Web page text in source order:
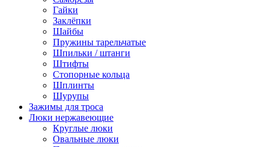
Гайки
Заклёпки
Шайбы
Пружины тарельчатые
Шпильки / штанги
Штифты
Стопорные кольца
Шплинты
Шурупы
Зажимы для троса
Люки нержавеющие
Круглые люки
Овальные люки